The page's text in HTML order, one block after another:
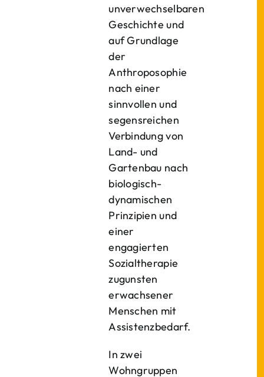
unverwechselbaren
Geschichte und
auf Grundlage
der
Anthroposophie
nach einer
sinnvollen und
segensreichen
Verbindung von
Land- und
Gartenbau nach
biologisch-
dynamischen
Prinzipien und
einer
engagierten
Sozialtherapie
zugunsten
erwachsener
Menschen mit
Assistenzbedarf.
In zwei
Wohngruppen